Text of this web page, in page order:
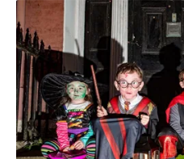
加。根據統計，全球有1/10
年更有高達30萬噸廢棄織品
購買一件白色的棉質T恤，
放一樣多。為了解決這個問
始出現。在不同的二手物交
衣轉賣、轉送、捐出，並以
沒有的衣服。然而，這種模
其是那些奢侈品或復古衣著